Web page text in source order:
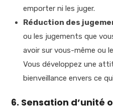
emporter ni les juger.
Réduction des
ou les jugements que
avoir sur vous-même ou
Vous développez une
bienveillance envers ce
6. Sensation d’unité